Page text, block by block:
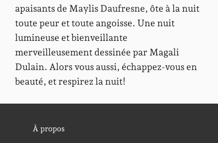
apaisants de Maylis Daufresne, ôte à la nuit
toute peur et toute angoisse. Une nuit
lumineuse et bienveillante
merveilleusement dessinée par Magali
Dulain. Alors vous aussi, échappez-vous en
beauté, et respirez la nuit!
À propos